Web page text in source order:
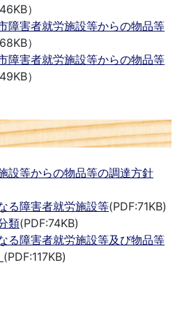
）
障害者就労施設等からの物品等
）
障害者就労施設等からの物品等
）
設等からの物品等の調達方針
る障害者就労施設等(PDF:71KB)
類(PDF:74KB)
る障害者就労施設等及び物品等
(PDF:117KB)